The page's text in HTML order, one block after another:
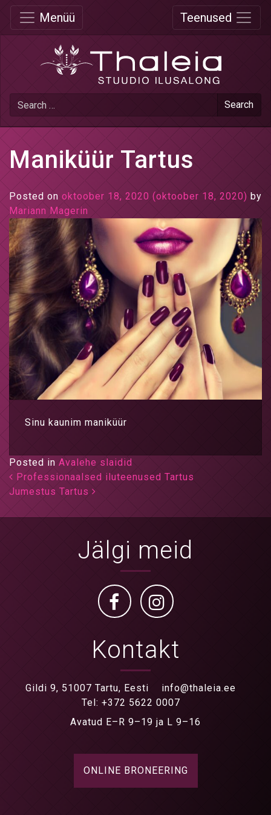
Menüü Teenused
Search
Maniküür Tartus
Posted on oktoober 18, 2020 (oktoober 18, 2020) by
Mariann Magerin
Sinu kaunim maniküür
Posted in Avalehe slaidid
Post navigation
Professionaalsed iluteenused Tartus
Jumestus Tartus
Jälgi meid
Kontakt
Gildi 9, 51007 Tartu, Eesti
info@thaleia.ee
Tel: +372 5622 0007
Avatud E–R 9–19 ja L 9–16
ONLINE BRONEERING